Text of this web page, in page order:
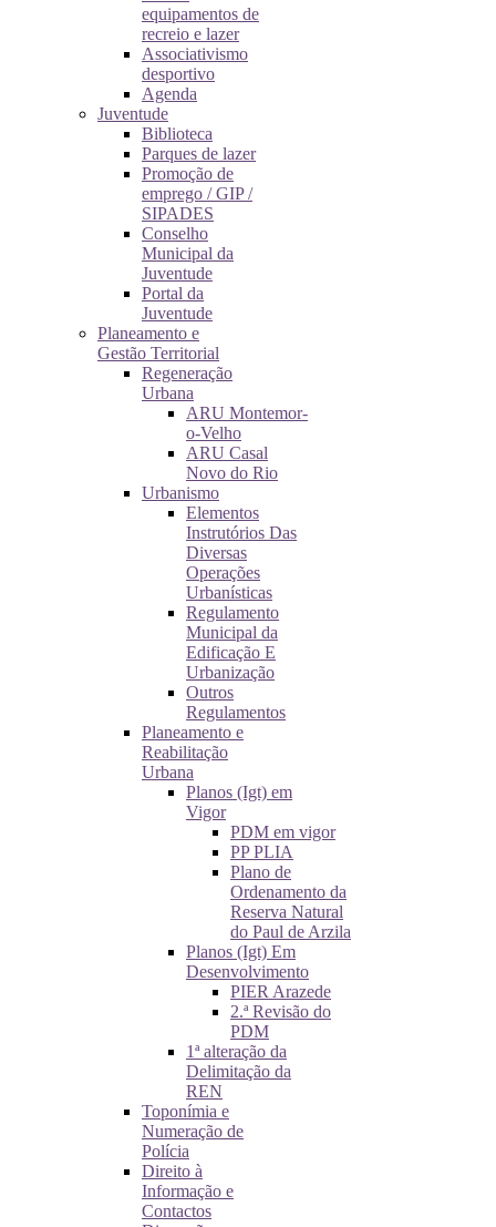
equipamentos de
recreio e lazer
Associativismo
desportivo
Agenda
Juventude
Biblioteca
Parques de lazer
Promoção de
emprego / GIP /
SIPADES
Conselho
Municipal da
Juventude
Portal da
Juventude
Planeamento e
Gestão Territorial
Regeneração
Urbana
ARU Montemor-
o-Velho
ARU Casal
Novo do Rio
Urbanismo
Elementos
Instrutórios Das
Diversas
Operações
Urbanísticas
Regulamento
Municipal da
Edificação E
Urbanização
Outros
Regulamentos
Planeamento e
Reabilitação
Urbana
Planos (Igt) em
Vigor
PDM em vigor
PP PLIA
Plano de
Ordenamento da
Reserva Natural
do Paul de Arzila
Planos (Igt) Em
Desenvolvimento
PIER Arazede
2.ª Revisão do
PDM
1ª alteração da
Delimitação da
REN
Toponímia e
Numeração de
Polícia
Direito à
Informação e
Contactos